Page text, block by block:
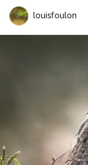
louisfoulon